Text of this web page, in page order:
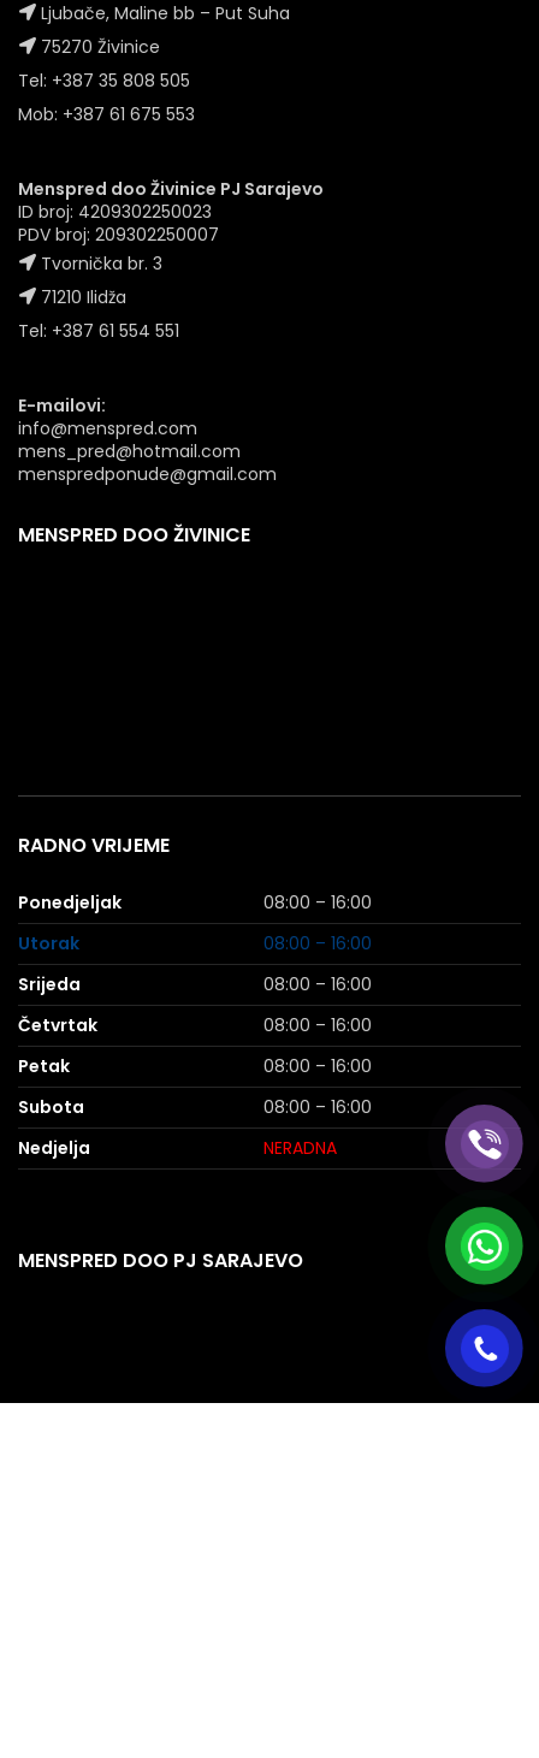
Ljubače, Maline bb – Put Suha
75270 Živinice
Tel: +387 35 808 505
Mob: +387 61 675 553
Menspred doo Živinice PJ Sarajevo
ID broj: 4209302250023
PDV broj: 209302250007
Tvornička br. 3
71210 Ilidža
Tel: +387 61 554 551
E-mailovi:
info@menspred.com
mens_pred@hotmail.com
menspredponude@gmail.com
MENSPRED DOO ŽIVINICE
RADNO VRIJEME
Ponedjeljak
08:00 – 16:00
Utorak
08:00 – 16:00
Srijeda
08:00 – 16:00
Četvrtak
08:00 – 16:00
Petak
08:00 – 16:00
Subota
08:00 – 16:00
Nedjelja
NERADNA
MENSPRED DOO PJ SARAJEVO